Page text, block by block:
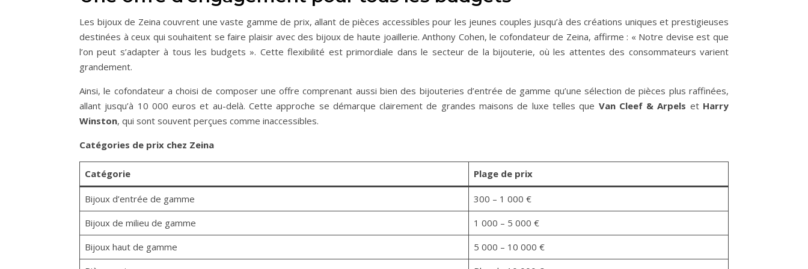
Les bijoux de Zeina couvrent une vaste gamme de prix, allant de pièces accessibles pour les jeunes couples jusqu’à des créations uniques et prestigieuses
destinées à ceux qui souhaitent se faire plaisir avec des bijoux de haute joaillerie. Anthony Cohen, le cofondateur de Zeina, affirme : « Notre devise est que
l’on peut s’adapter à tous les budgets ». Cette flexibilité est primordiale dans le secteur de la bijouterie, où les attentes des consommateurs varient
grandement.
Ainsi, le cofondateur a choisi de composer une offre comprenant aussi bien des bijouteries d’entrée de gamme qu’une sélection de pièces plus raffinées,
allant jusqu’à 10 000 euros et au-delà. Cette approche se démarque clairement de grandes maisons de luxe telles que Van Cleef & Arpels et Harry
Winston, qui sont souvent perçues comme inaccessibles.
Catégories de prix chez Zeina
Catégorie Plage de prix
Bijoux d’entrée de gamme
300 – 1 000 €
Bijoux de milieu de gamme
1 000 – 5 000 €
Bijoux haut de gamme
5 000 – 10 000 €